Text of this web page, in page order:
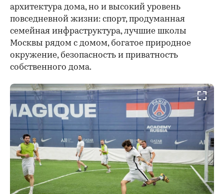
архитектура дома, но и высокий уровень
повседневной жизни: спорт, продуманная
семейная инфраструктура, лучшие школы
Москвы рядом с домом, богатое природное
окружение, безопасность и приватность
собственного дома.